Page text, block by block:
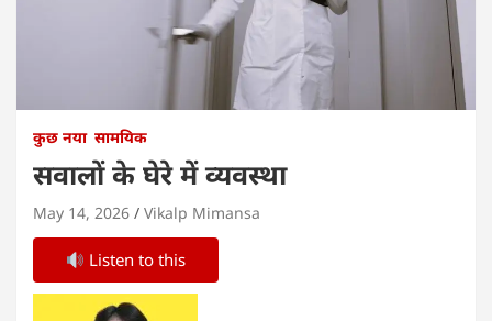
कुछ नया सामयिक
सवालों के घेरे में व्यवस्था
May 14, 2026 Vikalp Mimansa
Listen to this